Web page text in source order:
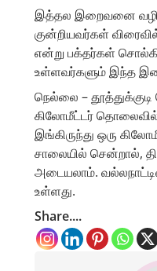
இத்தல இறைவனை
குன்றியவர்கள்
என்று பக்தர்கள்
உள்ளவர்களும் இந்த
நெல்லை –
கிலோமீட்டர்
இங்கிருந்து ஒரு
சாலையில் சென்றால்,
அடையலாம்.
உள்ளது.
Share....